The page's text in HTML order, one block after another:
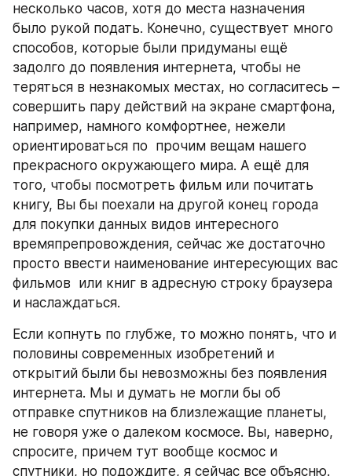
несколько часов, хотя до места назначения
было рукой подать. Конечно, существует много
способов, которые были придуманы ещё
задолго до появления интернета, чтобы не
теряться в незнакомых местах, но согласитесь –
совершить пару действий на экране смартфона,
например, намного комфортнее, нежели
ориентироваться по  прочим вещам нашего
прекрасного окружающего мира. А ещё для
того, чтобы посмотреть фильм или почитать
книгу, Вы бы поехали на другой конец города
для покупки данных видов интересного
времяпрепровождения, сейчас же достаточно
просто ввести наименование интересующих вас
фильмов  или книг в адресную строку браузера
и наслаждаться.
Если копнуть по глубже, то можно понять, что и
половины современных изобретений и
открытий были бы невозможны без появления
интернета. Мы и думать не могли бы об
отправке спутников на близлежащие планеты,
не говоря уже о далеком космосе. Вы, наверно,
спросите, причем тут вообще космос и
спутники, но подождите, я сейчас все объясню.